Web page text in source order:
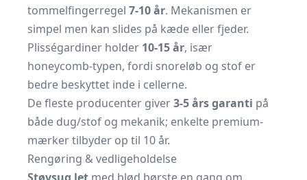
tommelfingerregel 7-10 år. Mekanismen er
simpel men kan slides på kæde eller fjeder.
Plisségardiner holder 10-15 år, især
honeycomb-typen, fordi snoreløb og stof er
bedre beskyttet inde i cellerne.
De fleste producenter giver3-5 års garanti på
både dug/stof og mekanik; enkelte premium-
mærker tilbyder op til 10 år.
Rengøring & vedligeholdelse